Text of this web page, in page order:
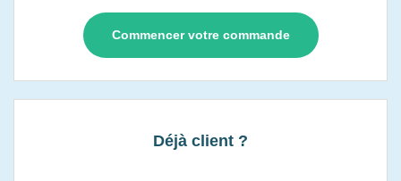
Commencer votre commande
Déjà client ?